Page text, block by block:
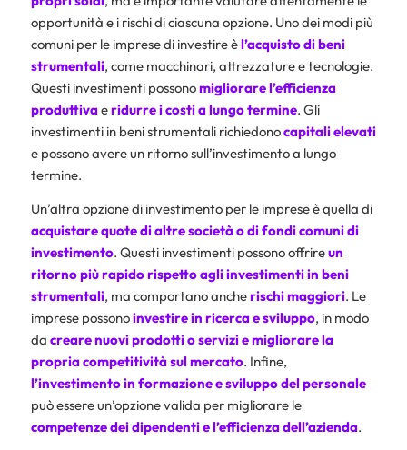
opportunità e i rischi di ciascuna opzione. Uno dei modi più
comuni per le imprese di investire èl’acquisto dibeni
strumentali, come macchinari, attrezzature e tecnologie.
Questi investimenti possonomigliorare l’efficienza
produttivaeridurre i costi a lungo termine. Gli
investimenti in beni strumentali richiedonocapitali elevati
e possono avere un ritorno sull’investimento a lungo
termine.
Un’altra opzione di investimento per le imprese è quella di
acquistare quote di altre società o di fondi comuni di
investimento. Questi investimenti possono offrireun
ritorno più rapido rispetto agli investimenti in beni
strumentali, ma comportano ancherischimaggiori. Le
imprese possonoinvestire in ricerca e sviluppo, in modo
da creare nuovi prodotti o servizi e migliorare la
propria competitività sul mercato. Infine,
l’investimento in formazione e sviluppo del personale
può essere un’opzione valida per migliorare le
competenze dei dipendenti e l’efficienza dell’azienda.